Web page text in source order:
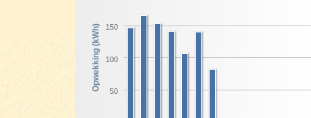
Opwekking (kWh) 50
100
150